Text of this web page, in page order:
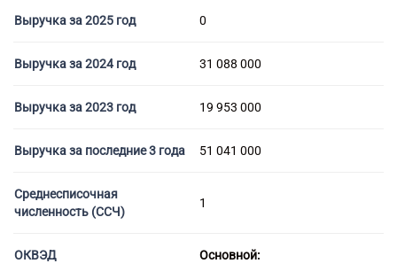
Выручка за 2025 год 0
Выручка за 2024 год 31 088 000
Выручка за 2023 год 19 953 000
Выручка за последние 3 года 51 041 000
Среднесписочная
численность (ССЧ)
1
ОКВЭД Основной: